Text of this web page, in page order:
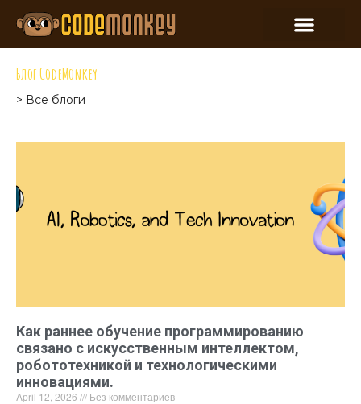
Блог CodeMonkey
> Все блоги
Как раннее обучение программированию
связано с искусственным интеллектом,
робототехникой и технологическими
инновациями.
April 12, 2026 Без комментариев